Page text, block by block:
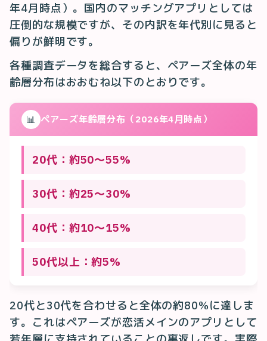
年4月時点）。国内のマッチングアプリとしては
圧倒的な規模ですが、その内訳を年代別に見ると
偏りが鮮明です。
各種調査データを総合すると、ペアーズ全体の年
齢層分布はおおむね以下のとおりです。
📊 ペアーズ年齢層分布（2026年4月時点）
20代：約50〜55%
30代：約25〜30%
40代：約10〜15%
50代以上：約5%
20代と30代を合わせると全体の約80%に達しま
す。これはペアーズが恋活メインのアプリとして